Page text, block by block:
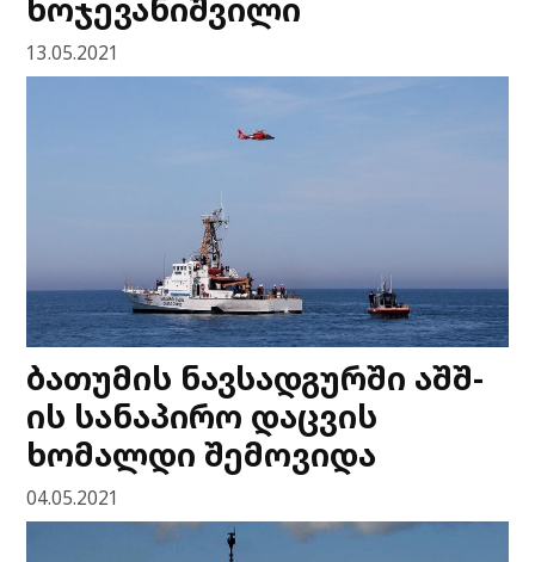
13.05.2021
ბათუმის ნავსადგურში აშშ-
ის სანაპირო დაცვის
ხომალდი შემოვიდა
04.05.2021